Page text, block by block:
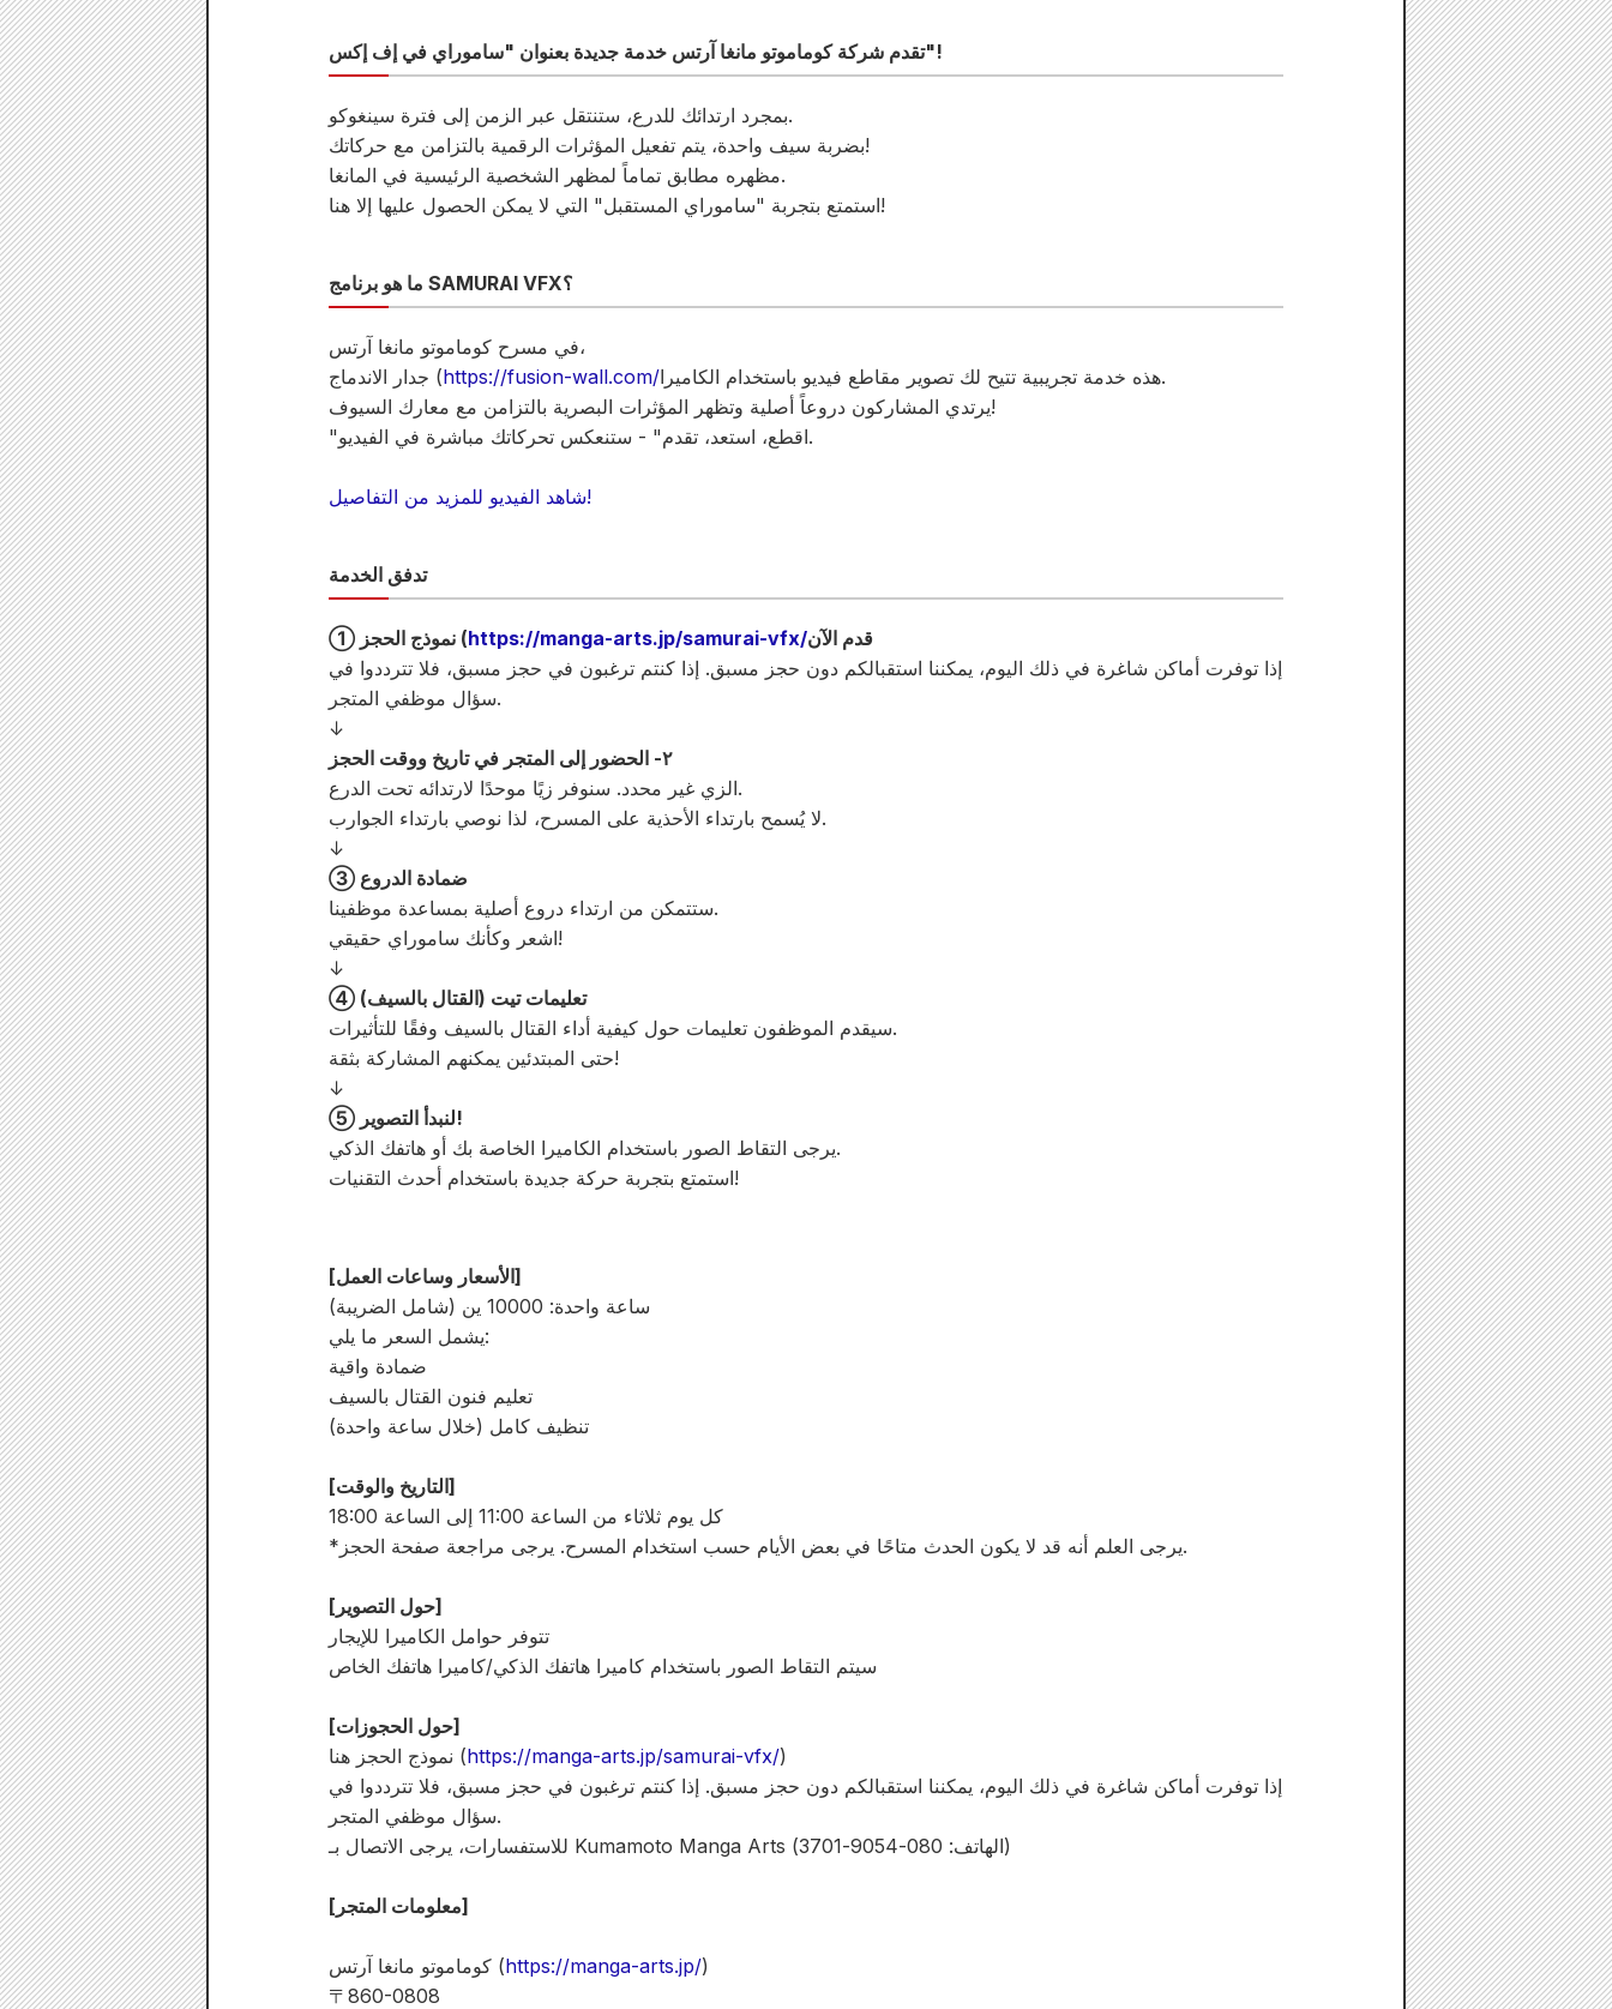
تقدم شركة كوماموتو مانغا آرتس خدمة جديدة بعنوان "ساموراي في إف إكس"!
بمجرد ارتدائك للدرع، ستنتقل عبر الزمن إلى فترة سينغوكو.
بضربة سيف واحدة، يتم تفعيل المؤثرات الرقمية بالتزامن مع حركاتك!
مظهره مطابق تماماً لمظهر الشخصية الرئيسية في المانغا.
استمتع بتجربة "ساموراي المستقبل" التي لا يمكن الحصول عليها إلا هنا!
ما هو برنامج SAMURAI VFX؟
في مسرح كوماموتو مانغا آرتس،
جدار الاندماج (https://fusion-wall.com/
هذه خدمة تجريبية تتيح لك تصوير مقاطع فيديو باستخدام الكاميرا.
يرتدي المشاركون دروعاً أصلية وتظهر المؤثرات البصرية بالتزامن مع معارك السيوف!
"اقطع، استعد، تقدم" - ستنعكس تحركاتك مباشرة في الفيديو.
شاهد الفيديو للمزيد من التفاصيل!
تدفق الخدمة
① نموذج الحجز (https://manga-arts.jp/samurai-vfx/قدم الآن
إذا توفرت أماكن شاغرة في ذلك اليوم، يمكننا استقبالكم دون حجز مسبق. إذا كنتم ترغبون في حجز مسبق، فلا تترددوا في
سؤال موظفي المتجر.
↓
٢- الحضور إلى المتجر في تاريخ ووقت الحجز
الزي غير محدد. سنوفر زيًا موحدًا لارتدائه تحت الدرع.
لا يُسمح بارتداء الأحذية على المسرح، لذا نوصي بارتداء الجوارب.
↓
③ ضمادة الدروع
ستتمكن من ارتداء دروع أصلية بمساعدة موظفينا.
اشعر وكأنك ساموراي حقيقي!
↓
④ تعليمات تيت (القتال بالسيف)
سيقدم الموظفون تعليمات حول كيفية أداء القتال بالسيف وفقًا للتأثيرات.
حتى المبتدئين يمكنهم المشاركة بثقة!
↓
⑤ لنبدأ التصوير!
يرجى التقاط الصور باستخدام الكاميرا الخاصة بك أو هاتفك الذكي.
استمتع بتجربة حركة جديدة باستخدام أحدث التقنيات!
[الأسعار وساعات العمل]
ساعة واحدة: 10000 ين (شامل الضريبة)
يشمل السعر ما يلي:
ضمادة واقية
تعليم فنون القتال بالسيف
تنظيف كامل (خلال ساعة واحدة)
[التاريخ والوقت]
كل يوم ثلاثاء من الساعة 11:00 إلى الساعة 18:00
*يرجى العلم أنه قد لا يكون الحدث متاحًا في بعض الأيام حسب استخدام المسرح. يرجى مراجعة صفحة الحجز.
[حول التصوير]
تتوفر حوامل الكاميرا للإيجار
سيتم التقاط الصور باستخدام كاميرا هاتفك الذكي/كاميرا هاتفك الخاص
[حول الحجوزات]
نموذج الحجز هنا (https://manga-arts.jp/samurai-vfx/)
إذا توفرت أماكن شاغرة في ذلك اليوم، يمكننا استقبالكم دون حجز مسبق. إذا كنتم ترغبون في حجز مسبق، فلا تترددوا في
سؤال موظفي المتجر.
للاستفسارات، يرجى الاتصال بـ Kumamoto Manga Arts (الهاتف: 080-9054-3701)
[معلومات المتجر]
كوماموتو مانغا آرتس (https://manga-arts.jp/)
〒860-0808